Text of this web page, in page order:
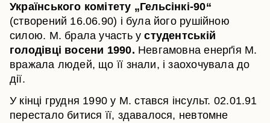
Українського комітету „Гельсінкі-90“
(створений 16.06.90) і була його рушійною
силою. М. брала участь устудентській
голодівці восени 1990. Невгамовна енерґія М.
вражала людей, що її знали, і заохочувала до
дії.
У кінці грудня 1990 у М. стався інсульт. 02.01.91
перестало битися її, здавалося, невтомне